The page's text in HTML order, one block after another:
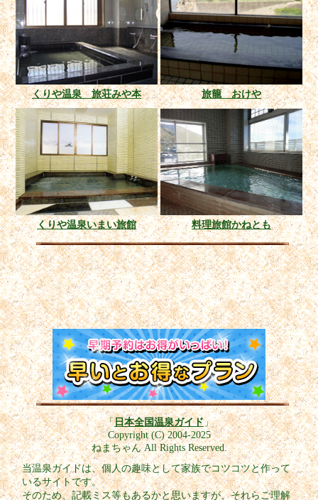
くりや温泉 旅荘みや本 旅籠 おけや
くりや温泉いまい旅館 料理旅館かねとも
「日本全国温泉ガイド」
Copyright (C) 2004-2025
ねまちゃん All Rights Reserved.
当温泉ガイドは、個人の趣味として家族でコツコツと作って
いるサイトです。
そのため、記載ミス等もあるかと思いますが、それらご理解